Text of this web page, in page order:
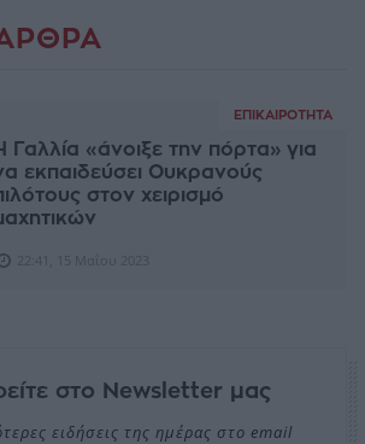
ΕΠΙΚΑΙΡΌΤΗΤΑ
Γαλλία «άνοιξε την πόρτα» για
εκπαιδεύσει Ουκρανούς
στον χειρισμό
στο Newsletter μας
ειδήσεις της ημέρας στο email